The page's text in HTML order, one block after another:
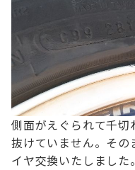
側面がえぐられて千
抜けていません。 その
イヤ交換いたしました。